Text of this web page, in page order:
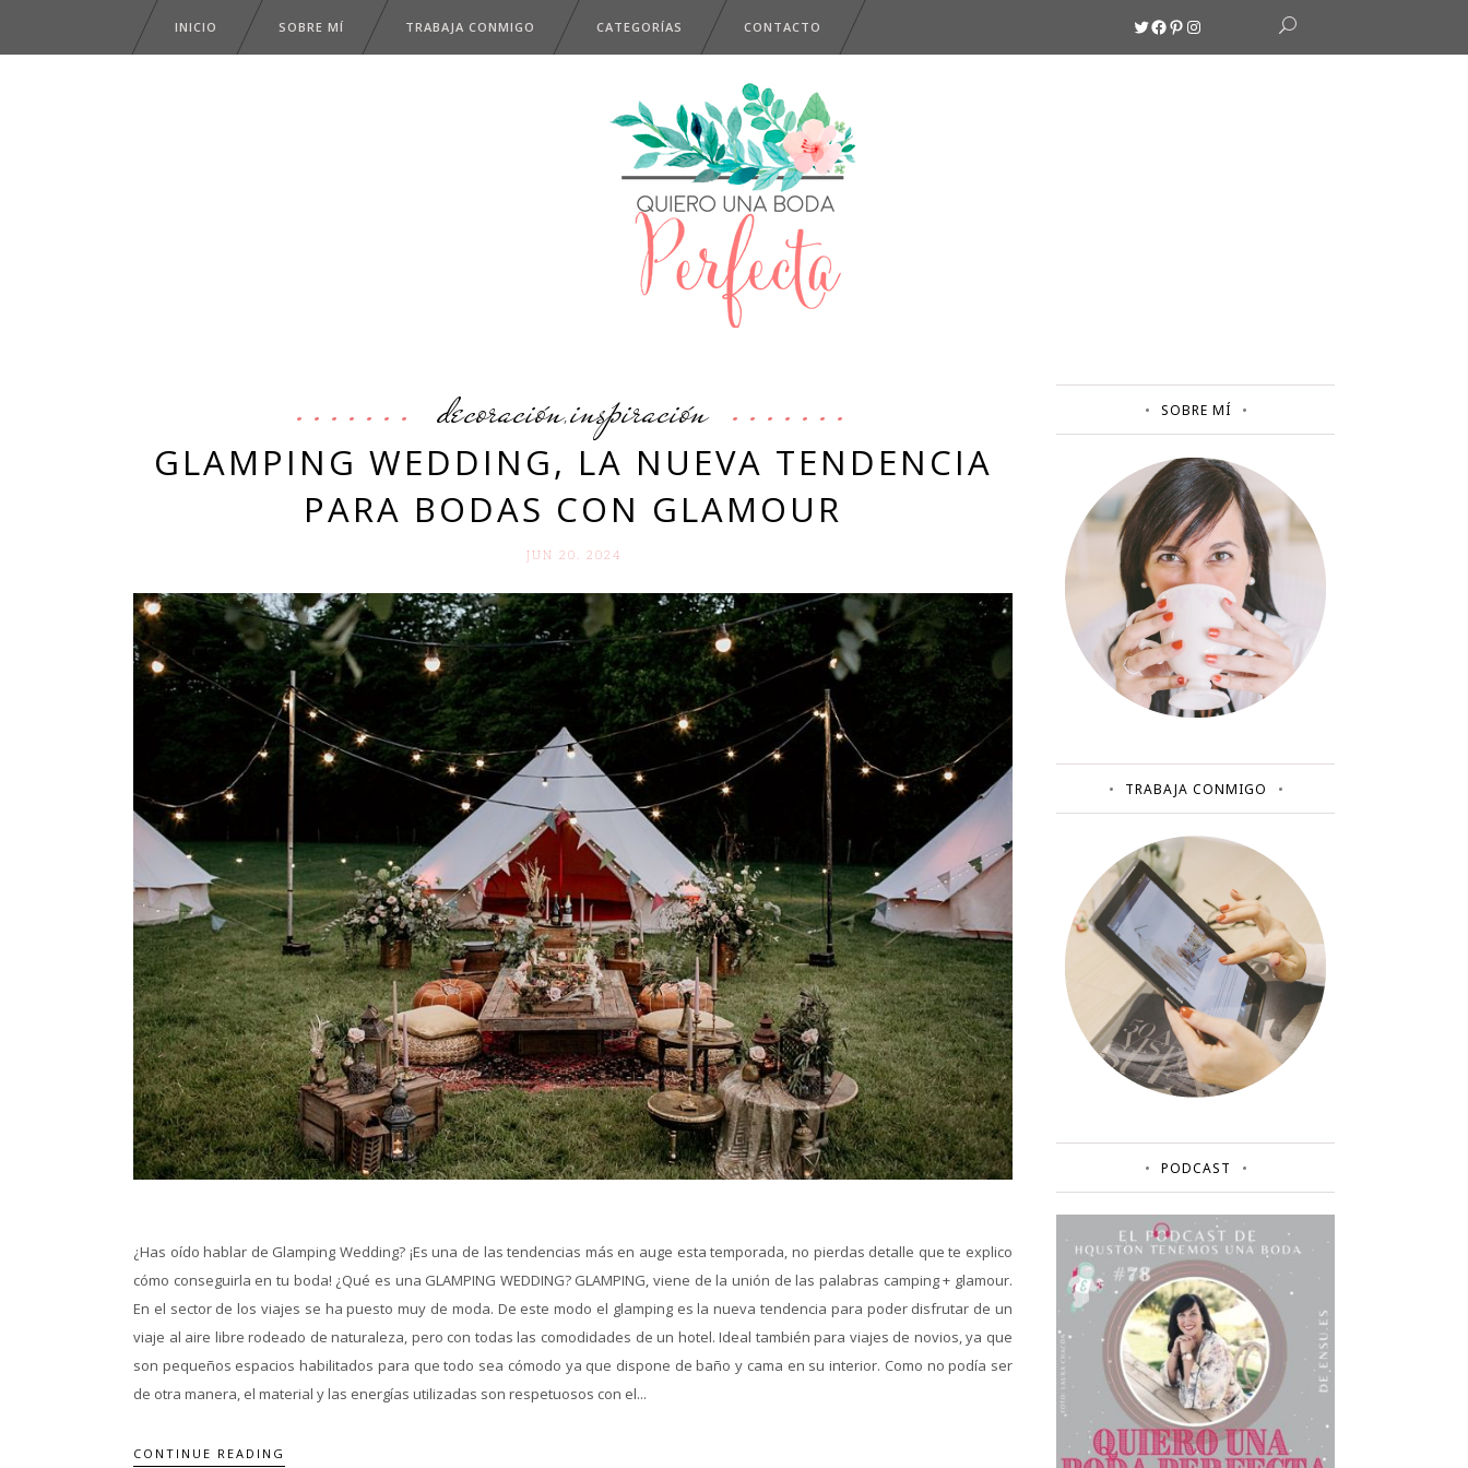
INICIO SOBRE MÍ TRABAJA CONMIGO CATEGORÍAS CONTACTO Twitter
Facebook
Pinterest
Instagram
decoración,inspiración
GLAMPING WEDDING, LA NUEVA TENDENCIA
PARA BODAS CON GLAMOUR
JUN 20. 2024
¿Has oído hablar de Glamping Wedding? ¡Es una de las tendencias más en auge esta temporada, no pierdas detalle que te explico
cómo conseguirla en tu boda! ¿Qué es una GLAMPING WEDDING? GLAMPING, viene de la unión de las palabras camping + glamour.
En el sector de los viajes se ha puesto muy de moda. De este modo el glamping es la nueva tendencia para poder disfrutar de un
viaje al aire libre rodeado de naturaleza, pero con todas las comodidades de un hotel. Ideal también para viajes de novios, ya que
son pequeños espacios habilitados para que todo sea cómodo ya que dispone de baño y cama en su interior. Como no podía ser
de otra manera, el material y las energías utilizadas son respetuosos con el...
CONTINUE READING
SOBRE MÍ
TRABAJA CONMIGO
PODCAST